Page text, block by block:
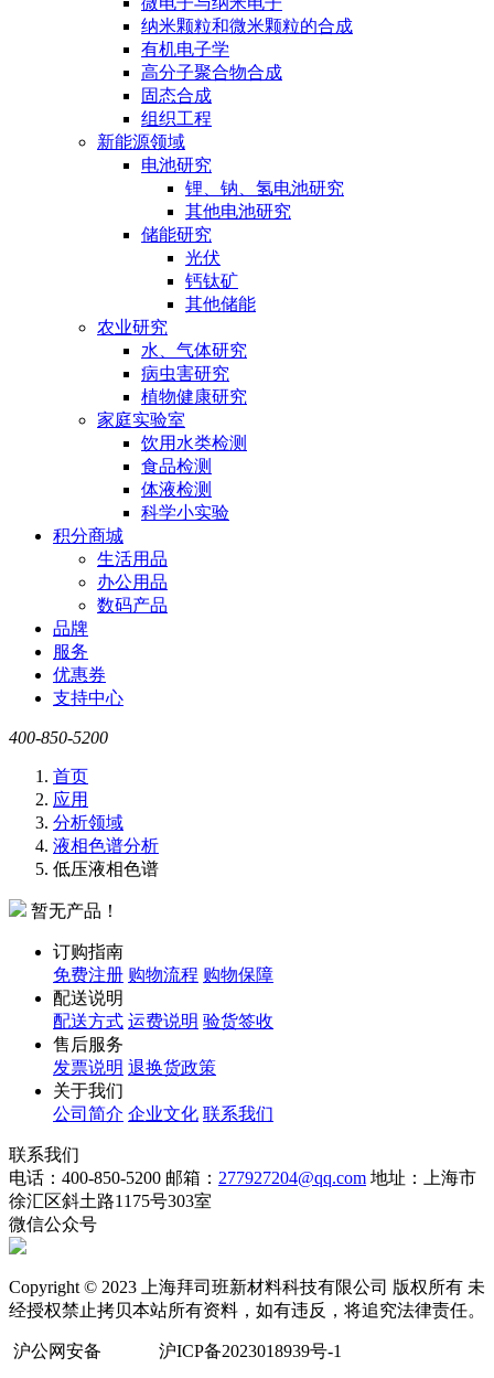
纳米颗粒和微米颗粒的合成
有机电子学
高分子聚合物合成
固态合成
组织工程
新能源领域
电池研究
锂、钠、氢电池研究
其他电池研究
储能研究
光伏
钙钛矿
其他储能
农业研究
水、气体研究
病虫害研究
植物健康研究
家庭实验室
饮用水类检测
食品检测
体液检测
科学小实验
积分商城
生活用品
办公用品
数码产品
品牌
服务
优惠券
支持中心
400-850-5200
首页
应用
分析领域
液相色谱分析
低压液相色谱
暂无产品！
订购指南
免费注册 购物流程 购物保障
配送说明
配送方式 运费说明 验货签收
售后服务
发票说明 退换货政策
关于我们
公司简介 企业文化 联系我们
联系我们
电话：400-850-5200 邮箱： 277927204@qq.com 地址：上海市
徐汇区斜土路1175号303室
微信公众号
Copyright © 2023 上海拜司班新材料科技有限公司 版权所有 未
经授权禁止拷贝本站所有资料，如有违反，将追究法律责任。
沪公网安备 沪ICP备2023018939号-1